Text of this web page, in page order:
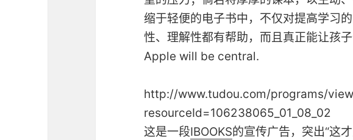
缩于轻便的电子书中，不仅对提高学习
性、理解性都有帮助，而且真正能让孩
Apple will be central.
http://www.tudou.com/programs/
resourceId=106238065_01_08_02
这是一段IBOOKS的宣传广告，突出“这